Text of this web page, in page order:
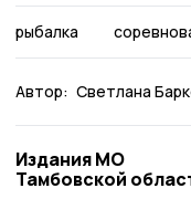
рыбалка
Автор: Светлана
Издания МО
Тамбовской